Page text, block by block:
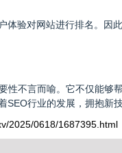
体验对网站进行排名。因
性不言而喻。它不仅能够
SEO行业的发展，拥抱新
2025/0618/1687395.html